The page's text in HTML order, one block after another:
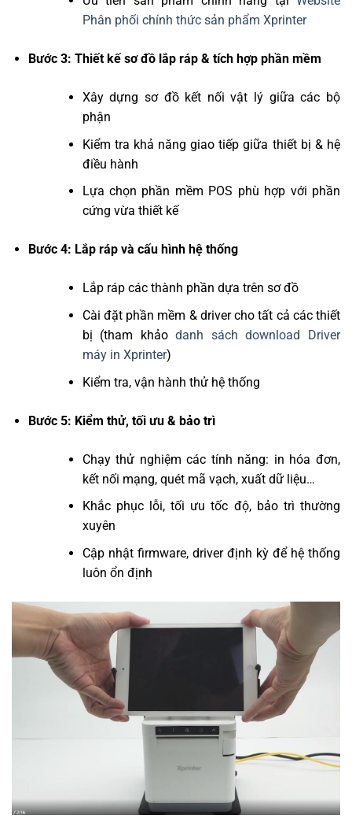
Phân phối chính thức sản phẩm Xprinter
Bước 3: Thiết kế sơ đồ lắp ráp & tích hợp phần mềm
Xây dựng sơ đồ kết nối vật lý giữa các bộ
phận
Kiểm tra khả năng giao tiếp giữa thiết bị & hệ
điều hành
Lựa chọn phần mềm POS phù hợp với phần
cứng vừa thiết kế
Bước 4: Lắp ráp và cấu hình hệ thống
Lắp ráp các thành phần dựa trên sơ đồ
Cài đặt phần mềm & driver cho tất cả các thiết
bị (tham khảodanh sách download Driver
máy in Xprinter)
Kiểm tra, vận hành thử hệ thống
Bước 5: Kiểm thử, tối ưu & bảo trì
Chạy thử nghiệm các tính năng: in hóa đơn,
kết nối mạng, quét mã vạch, xuất dữ liệu…
Khắc phục lỗi, tối ưu tốc độ, bảo trì thường
xuyên
Cập nhật firmware, driver định kỳ để hệ thống
luôn ổn định